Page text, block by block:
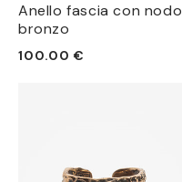
Anello fascia con nodo
bronzo
Prezzo
100.00 €